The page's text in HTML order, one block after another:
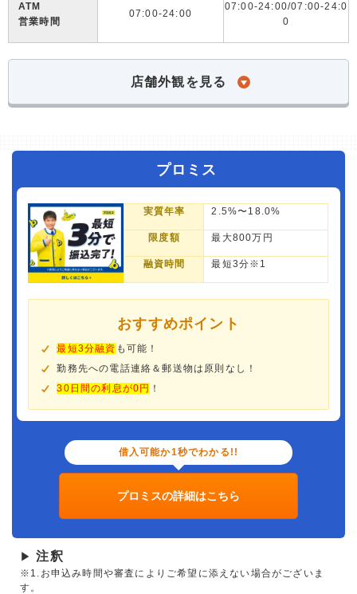
ATM
営業時間
07:00-24:00
07:00-24:00/07:00-24:0
0
店舗外観を見る
プロミス
実質年率 2.5%〜18.0%
限度額 最大800万円
融資時間 最短3分※1
おすすめポイント
最短3分融資 も可能！
勤務先への電話連絡＆郵送物は原則なし！
30日間の利息が0円 ！
借入可能か1秒でわかる!!
プロミスの詳細はこちら
▶ 注釈
※1.お申込み時間や審査によりご希望に添えない場合がございま
す。